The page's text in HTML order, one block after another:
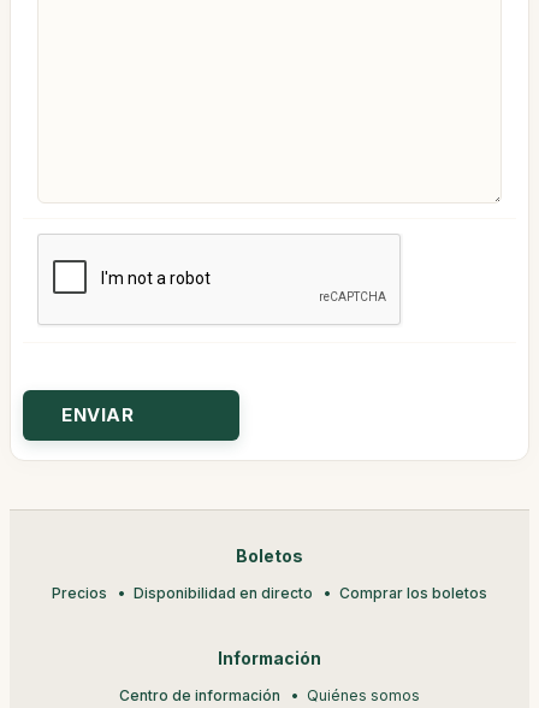
Boletos
Precios Disponibilidad en directo Comprar los boletos
Información
Centro de información Quiénes somos